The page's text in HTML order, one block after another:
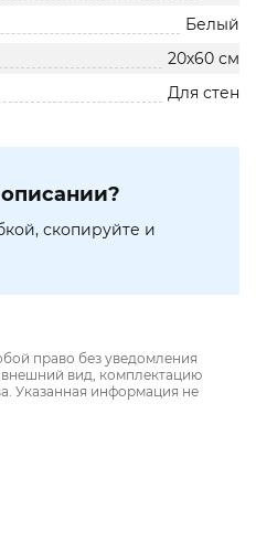
Белый
20х60 см
Для стен
скопируйте и
право без уведомления
внешний вид, комплектацию
Указанная информация не